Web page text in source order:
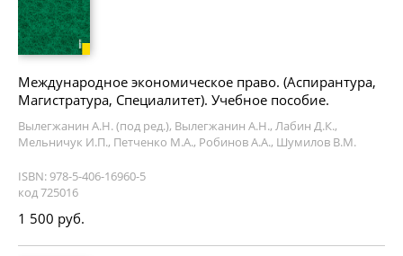
Международное экономическое право. (Аспирантура,
Магистратура, Специалитет). Учебное пособие.
Вылегжанин А.Н. (под ред.), Вылегжанин А.Н., Лабин Д.К.,
Мельничук И.П., Петченко М.А., Робинов А.А., Шумилов В.М.
ISBN: 978-5-406-16960-5
код 725016
1 500 руб.